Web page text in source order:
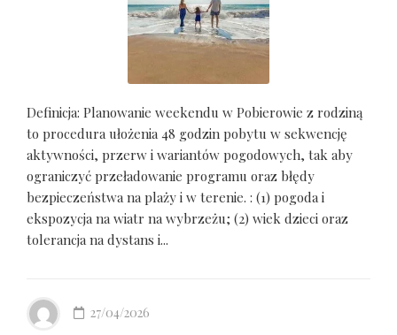
Definicja: Planowanie weekendu w Pobierowie z rodziną
to procedura ułożenia 48 godzin pobytu w sekwencję
aktywności, przerw i wariantów pogodowych, tak aby
ograniczyć przeładowanie programu oraz błędy
bezpieczeństwa na plaży i w terenie. : (1) pogoda i
ekspozycja na wiatr na wybrzeżu; (2) wiek dzieci oraz
tolerancja na dystans i...
27/04/2026